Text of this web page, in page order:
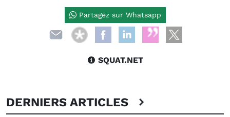
SQUAT.NET
DERNIERS ARTICLES
Partagez sur Whatsapp